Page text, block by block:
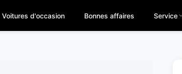
Voitures d'occasion Bonnes affaires Service